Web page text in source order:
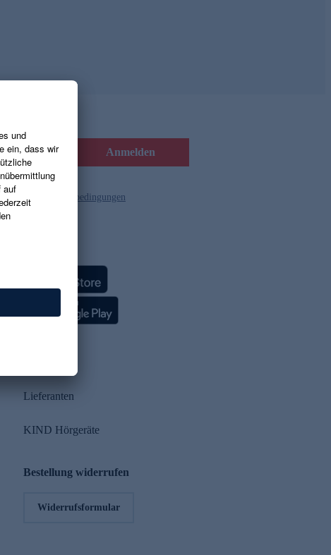
Anmelden
und die Gutscheinbedingungen
Lieferanten
KIND Hörgeräte
Bestellung widerrufen
Widerrufsformular